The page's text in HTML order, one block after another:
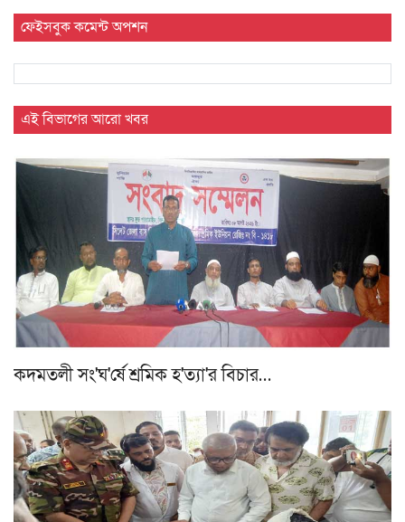
ফেইসবুক কমেন্ট অপশন
এই বিভাগের আরো খবর
কদমতলী সং'ঘ'র্ষে শ্রমিক হ'ত্যা'র বিচার…